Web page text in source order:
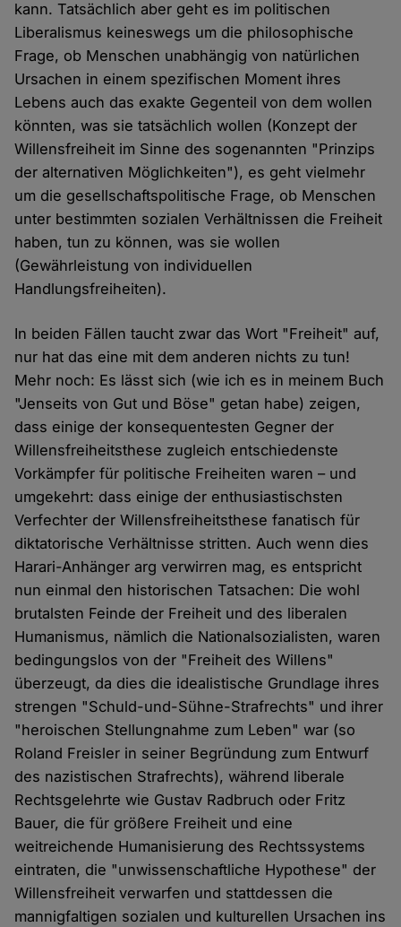
kann. Tatsächlich aber geht es im politischen
Liberalismus keineswegs um die philosophische
Frage, ob Menschen unabhängig von natürlichen
Ursachen in einem spezifischen Moment ihres
Lebens auch das exakte Gegenteil von dem wollen
könnten, was sie tatsächlich wollen (Konzept der
Willensfreiheit im Sinne des sogenannten "Prinzips
der alternativen Möglichkeiten"), es geht vielmehr
um die gesellschaftspolitische Frage, ob Menschen
unter bestimmten sozialen Verhältnissen die Freiheit
haben, tun zu können, was sie wollen
(Gewährleistung von individuellen
Handlungsfreiheiten).
In beiden Fällen taucht zwar das Wort "Freiheit" auf,
nur hat das eine mit dem anderen nichts zu tun!
Mehr noch: Es lässt sich (wie ich es in meinem Buch
"Jenseits von Gut und Böse" getan habe) zeigen,
dass einige der konsequentesten Gegner der
Willensfreiheitsthese zugleich entschiedenste
Vorkämpfer für politische Freiheiten waren – und
umgekehrt: dass einige der enthusiastischsten
Verfechter der Willensfreiheitsthese fanatisch für
diktatorische Verhältnisse stritten. Auch wenn dies
Harari-Anhänger arg verwirren mag, es entspricht
nun einmal den historischen Tatsachen: Die wohl
brutalsten Feinde der Freiheit und des liberalen
Humanismus, nämlich die Nationalsozialisten, waren
bedingungslos von der "Freiheit des Willens"
überzeugt, da dies die idealistische Grundlage ihres
strengen "Schuld-und-Sühne-Strafrechts" und ihrer
"heroischen Stellungnahme zum Leben" war (so
Roland Freisler in seiner Begründung zum Entwurf
des nazistischen Strafrechts), während liberale
Rechtsgelehrte wie Gustav Radbruch oder Fritz
Bauer, die für größere Freiheit und eine
weitreichende Humanisierung des Rechtssystems
eintraten, die "unwissenschaftliche Hypothese" der
Willensfreiheit verwarfen und stattdessen die
mannigfaltigen sozialen und kulturellen Ursachen ins